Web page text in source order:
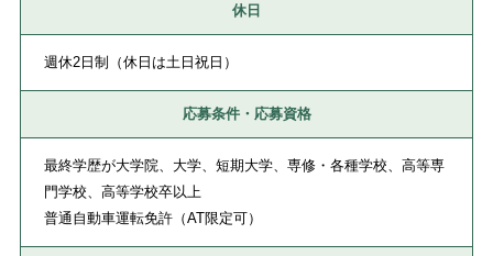
休日
週休2日制（休日は土日祝日）
応募条件・応募資格
最終学歴が大学院、大学、短期大学、専修・各種学校、高等専
門学校、高等学校卒以上
普通自動車運転免許（AT限定可）